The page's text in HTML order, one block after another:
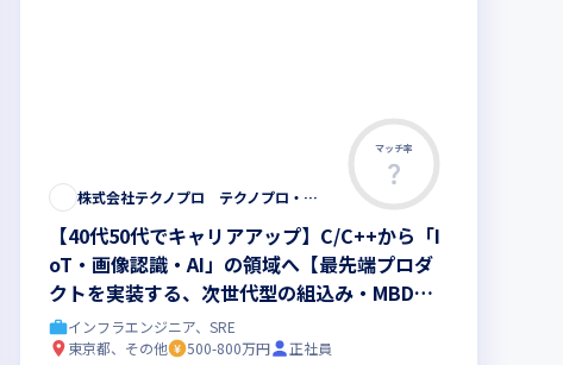
マッチ率
株式会社テクノプロ テクノプロ・エンジニアリング社
【40代50代でキャリアアップ】C/C++から「I
oT・画像認識・AI」の領域へ【最先端プロダ
クトを実装する、次世代型の組込み・MBDエ
ンジニア】まだ世に出ていない次世代プロダク
ト開発◆最先端の研修200講座以上
インフラエンジニア、SRE
東京都、その他
500-800万円
正社員